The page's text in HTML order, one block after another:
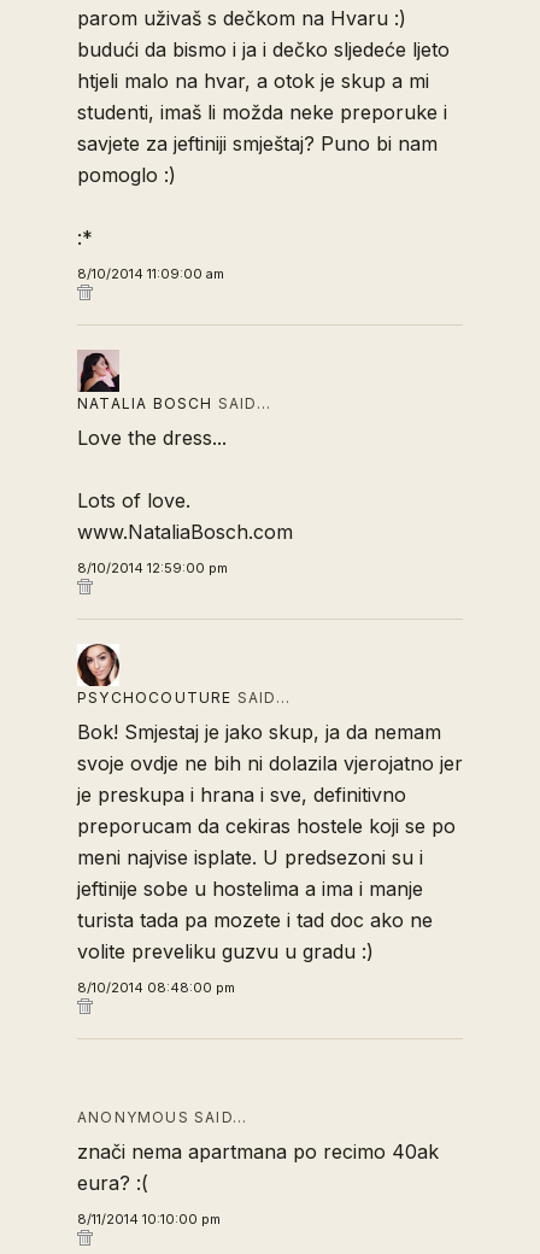
parom uživaš s dečkom na Hvaru :)
budući da bismo i ja i dečko sljedeće ljeto
htjeli malo na hvar, a otok je skup a mi
studenti, imaš li možda neke preporuke i
savjete za jeftiniji smještaj? Puno bi nam
pomoglo :)
:*
8/10/2014 11:09:00 am
NATALIA BOSCH SAID…
Love the dress...
Lots of love.
www.NataliaBosch.com
8/10/2014 12:59:00 pm
PSYCHOCOUTURE SAID…
Bok! Smjestaj je jako skup, ja da nemam
svoje ovdje ne bih ni dolazila vjerojatno jer
je preskupa i hrana i sve, definitivno
preporucam da cekiras hostele koji se po
meni najvise isplate. U predsezoni su i
jeftinije sobe u hostelima a ima i manje
turista tada pa mozete i tad doc ako ne
volite preveliku guzvu u gradu :)
8/10/2014 08:48:00 pm
ANONYMOUS SAID…
znači nema apartmana po recimo 40ak
eura? :(
8/11/2014 10:10:00 pm